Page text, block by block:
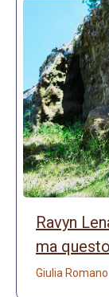
Ravyn
ma
Giulia Romano